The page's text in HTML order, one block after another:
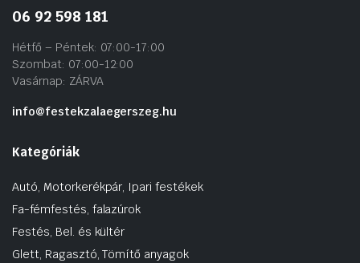
06 92 598 181
Hétfő – Péntek: 07:00-17:00
Szombat: 07:00-12:00
Vasárnap: ZÁRVA
info@festekzalaegerszeg.hu
Kategóriák
Autó, Motorkerékpár, Ipari festékek
Fa-fémfestés, falazúrok
Festés, Bel. és kültér
Glett, Ragasztó, Tömítő anyagok